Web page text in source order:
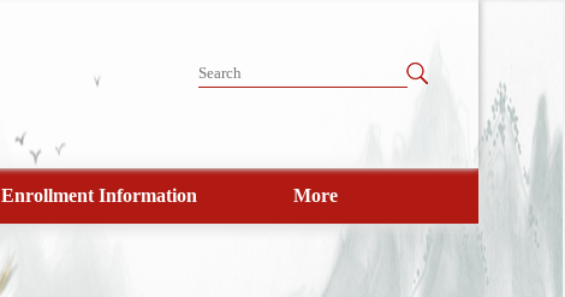
Enrollment Information More